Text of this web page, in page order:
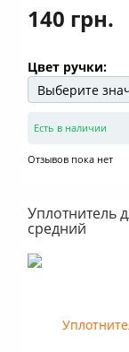
140 грн.
Цвет ручки:
Есть в наличии
Отзывов пока нет
Уплотнитель
средний